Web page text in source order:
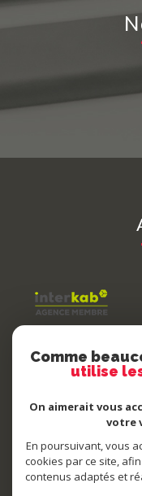
© 2026 | Tous
Plan du site- Mentions légales-
Comme
utilise
On aimerait vous
votre
En poursuivant, vous
cookies par ce site,
contenus adaptés et